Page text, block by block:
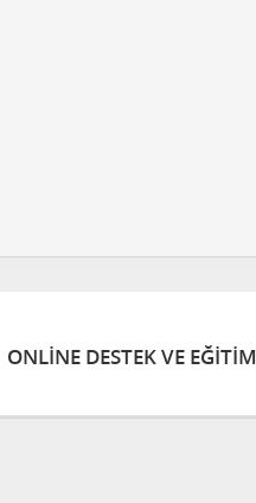
ONLINE DESTEK VE EĞITIM